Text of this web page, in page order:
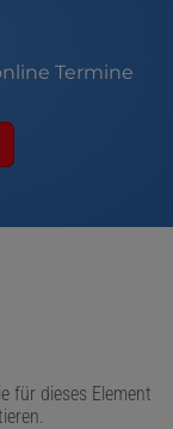
Termine
für dieses Element